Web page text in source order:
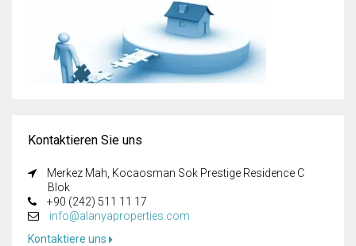
Kontaktieren Sie uns
Merkez Mah, Kocaosman Sok Prestige Residence C
Blok
+90 (242) 511 11 17
info@alanyaproperties.com
Kontaktiere uns